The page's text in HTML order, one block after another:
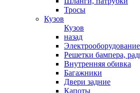
Тросы
Кузов
Кузов
назад
Электрооборудование
Решетки бампера,
Внутренняя обивка
Багажники
Двери задние
Капоты